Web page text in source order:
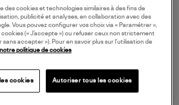
des cookies et technologies similaires à des fins de
publicité et analyses, en collaboration avec des
Vous pouvez configurer vos choix via « Paramétrer »,
(« J’accepte ») ou refuser ceux non strictement
accepter »). Pour en savoir plus sur l’utilisation de
politique de cookies
cookies Autoriser tous les cookies